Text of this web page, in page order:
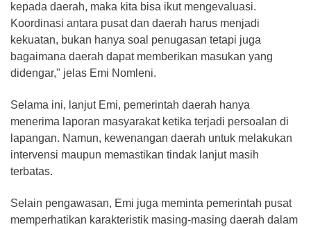
kepada daerah, maka kita bisa ikut mengevaluasi.
Koordinasi antara pusat dan daerah harus menjadi
kekuatan, bukan hanya soal penugasan tetapi juga
bagaimana daerah dapat memberikan masukan yang
didengar," jelas Emi Nomleni.
Selama ini, lanjut Emi, pemerintah daerah hanya
menerima laporan masyarakat ketika terjadi persoalan di
lapangan. Namun, kewenangan daerah untuk melakukan
intervensi maupun memastikan tindak lanjut masih
terbatas.
Selain pengawasan, Emi juga meminta pemerintah pusat
memperhatikan karakteristik masing-masing daerah dalam